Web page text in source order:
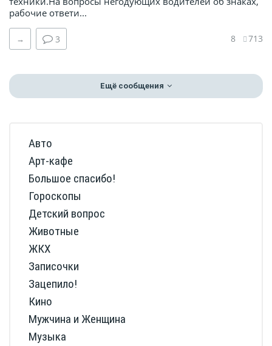
рабочие ответи...
→ 3 8 713
Ещё сообщения
Авто
Арт-кафе
Большое спасибо!
Гороскопы
Детский вопрос
Животные
ЖКХ
Записочки
Зацепило!
Кино
Мужчина и Женщина
Музыка